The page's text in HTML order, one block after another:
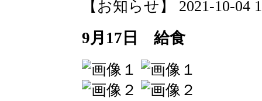
【お知らせ】 2021-10-04
9月17日 給食